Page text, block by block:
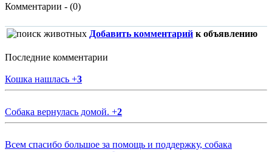
Комментарии - (0)
Добавить комментарий к объявлению
Последние комментарии
Кошка нашлась +3
Собака вернулась домой. +2
Всем спасибо большое за помощь и поддержку, собака